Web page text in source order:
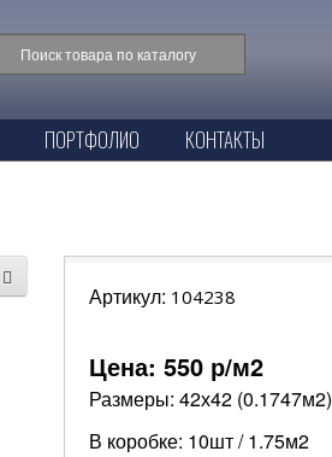
ПОРТФОЛИО КОНТАКТЫ
Артикул: 104238
Цена: 550 р/м2
Размеры: 42х42 (0.1747м2)
В коробке: 10шт / 1.75м2